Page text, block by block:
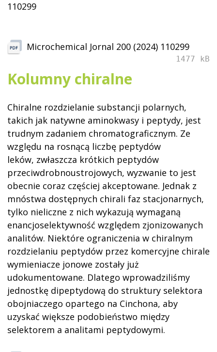
110299
Microchemical Jornal 200 (2024) 110299
1477 kB
Kolumny chiralne
Chiralne rozdzielanie substancji polarnych,
takich jak natywne aminokwasy i peptydy, jest
trudnym zadaniem chromatograficznym. Ze
względu na rosnącą liczbę peptydów
leków, zwłaszcza krótkich peptydów
przeciwdrobnoustrojowych, wyzwanie to jest
obecnie coraz częściej akceptowane. Jednak z
mnóstwa dostępnych chirali faz stacjonarnych,
tylko nieliczne z nich wykazują wymaganą
enancjoselektywność względem zjonizowanych
analitów. Niektóre ograniczenia w chiralnym
rozdzielaniu peptydów przez komercyjne chirale
wymieniacze jonowe zostały już
udokumentowane. Dlatego wprowadziliśmy
jednostkę dipeptydową do struktury selektora
obojniaczego opartego na Cinchona, aby
uzyskać większe podobieństwo między
selektorem a analitami peptydowymi.